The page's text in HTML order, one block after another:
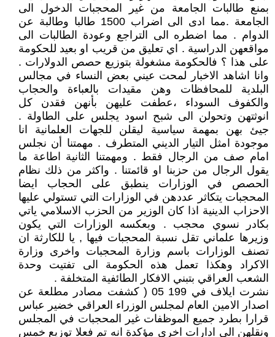
بمنع طالبات الجامعة من غير المحجبات الدخول الى
الجامعة .مما ادى الى اضراب 1500 طالبا وطالبة عن
الدوام . مما اضطره الى التراجع وعودة الطالبات الى
مواقعهن الدراسية . اي تعليق من قريب او بعيد للحكومة
على هذا ؟ فالحكومة مشغولة بتوزيع حصص الدولارات .
وانا اشاهد الاخبار لمحت عيني بعض النساء في مجالس
البلدية للمحافظات وهن مقيدات بالعباءة والحجاب
والكفوف السوداء ،عطفت عليهن بأنهن فقدن كل
انوثتهن وتحولن الى شبح اسود يجلس على الطاولة .
جيئ بهن بمهمة سياسية ليقلن للجهات العلمانية انا
موجودة امثل التيار الديني المتطرف . مهمتنا أن نجلس
امام صف من الرجال فقط . ومهمتنا الثانية اطاعة ما
يقول الرجال من حزبنا او قائمتنا . واكثر من ذلك نظام
الحصص في الوزارات ينطبق على الحجاب ايضا
المحجبات يتكاثر عددهن في الوزارات التي تستولي عليها
الاحزاب الدينية اذا كان الوزير من الحزب الاسلامي ياتي
بكادر نسوي محجب . وبعكسه الوزارات التي يكون
وزيرها علماني تقل نسبة المحجبات فيها , يا للكارثة ان
تصنف الوزارات باسم وزارة المحجبات واخرى وزارة
الاكراد وهكذا تعمل هذه الحكومة الى تفتيت وحدة
الشعب العراقي بتبني الافكار الطائفية المتخلفة .
نشرت ايلاف في 199 05 ( كشفت مصادر مطلعة عن
اصدار الامين العام لمجلس الوزراء العراقي خضير عباس
قرارا بطرد جميع الموظفات غير المحجبات في المجلس
ونقلهن الى ادارات اخرى مؤكدة انه تم فعلا توزيع خمس